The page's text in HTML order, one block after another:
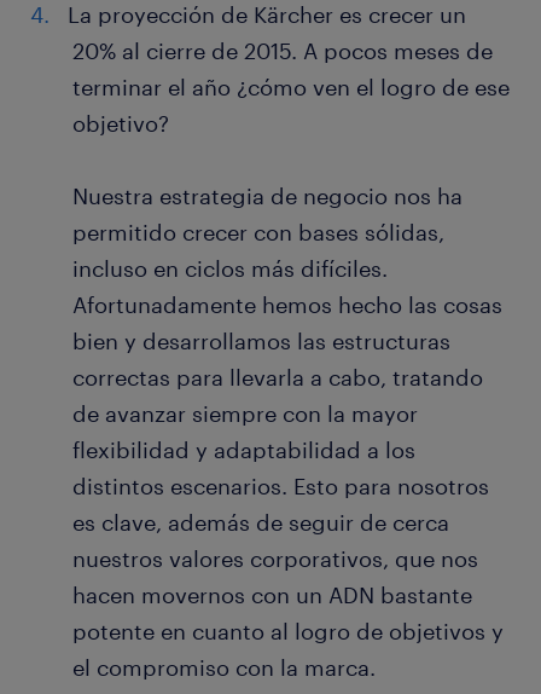
La proyección de Kärcher es crecer un
20% al cierre de 2015. A pocos meses de
terminar el año ¿cómo ven el logro de ese
objetivo?
Nuestra estrategia de negocio nos ha
permitido crecer con bases sólidas,
incluso en ciclos más difíciles.
Afortunadamente hemos hecho las cosas
bien y desarrollamos las estructuras
correctas para llevarla a cabo, tratando
de avanzar siempre con la mayor
flexibilidad y adaptabilidad a los
distintos escenarios. Esto para nosotros
es clave, además de seguir de cerca
nuestros valores corporativos, que nos
hacen movernos con un ADN bastante
potente en cuanto al logro de objetivos y
el compromiso con la marca.